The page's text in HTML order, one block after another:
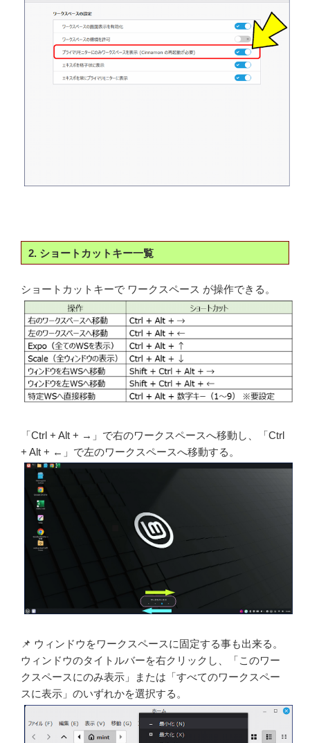
2. ショートカットキー一覧
ショートカットキーで ワークスペース が操作できる。
「Ctrl + Alt + →」で右のワークスペースへ移動し、「Ctrl
+ Alt + ←」で左のワークスペースへ移動する。
📌 ウィンドウをワークスペースに固定する事も出来る。
ウィンドウのタイトルバーを右クリックし、「このワー
クスペースにのみ表示」または「すべてのワークスペー
スに表示」のいずれかを選択する。